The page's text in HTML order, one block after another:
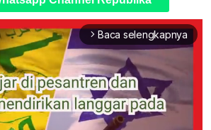
arrow_forward_ios Baca selengkapnya